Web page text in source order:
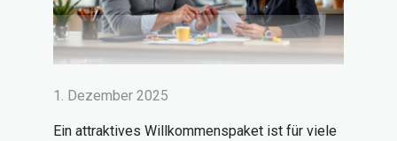
1. Dezember 2025
Ein attraktives Willkommenspaket ist für viele